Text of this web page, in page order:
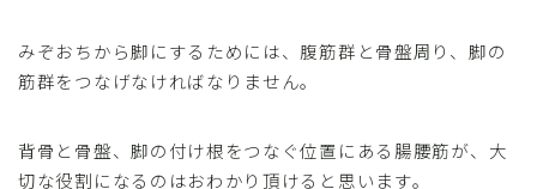
みぞおちから脚にするためには、腹筋群と骨盤周り、脚の
筋群をつなげなければなりません。
背骨と骨盤、脚の付け根をつなぐ位置にある腸腰筋が、大
切な役割になるのはおわかり頂けると思います。